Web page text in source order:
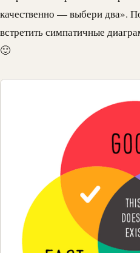
качественно — выбери два».
встретить симпатичные
🙂